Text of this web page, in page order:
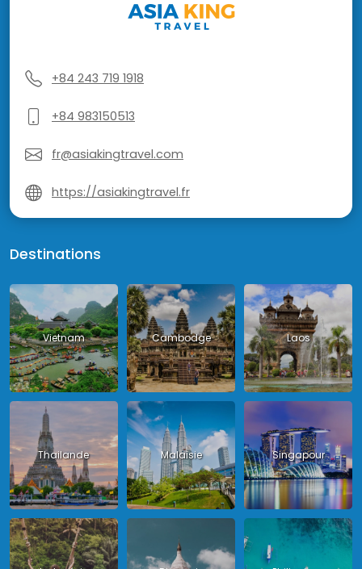
+84 243 719 1918
+84 983150513
fr@asiakingtravel.com
https://asiakingtravel.fr
Destinations
Vietnam Cambodge Laos
Thailande Malaisie Singapour